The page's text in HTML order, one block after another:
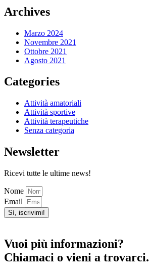
Archives
Marzo 2024
Novembre 2021
Ottobre 2021
Agosto 2021
Categories
Attività amatoriali
Attività sportive
Attività terapeutiche
Senza categoria
Newsletter
Ricevi tutte le ultime news!
Nome
Email
Sì, iscrivimi!
Vuoi più informazioni?
Chiamaci o vieni a trovarci.